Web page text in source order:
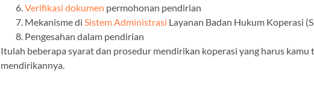
Verifikasi dokumen permohonan pendirian
Mekanisme diSistem Administrasi Layanan Badan Hukum Koperasi
Pengesahan dalam pendirian
Itulah beberapa syarat dan prosedur mendirikan koperasi yang harus kamu
mendirikannya.